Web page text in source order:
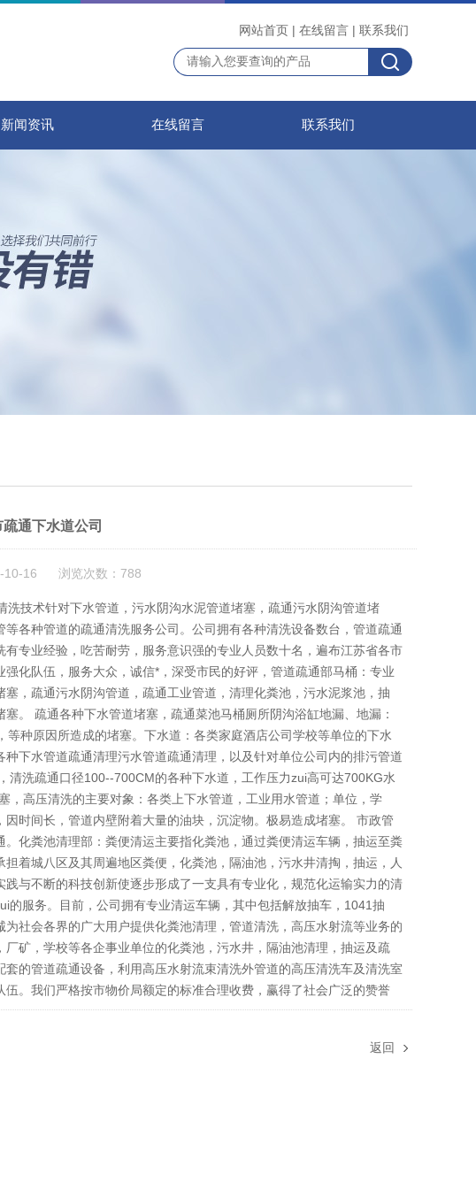
网站首页 | 在线留言 | 联系我们
新闻资讯 在线留言 联系我们
通下水道公司
10-16 浏览次数：788
技术针对下水管道，污水阴沟水泥管道堵塞，疏通污水阴沟管道堵
各种管道的疏通清洗服务公司。公司拥有各种清洗设备数台，管道疏通
专业经验，吃苦耐劳，服务意识强的专业人员数十名，遍布江苏省各市
化队伍，服务大众，诚信*，深受市民的好评，管道疏通部马桶：专业
，疏通污水阴沟管道，疏通工业管道，清理化粪池，污水泥浆池，抽
。 疏通各种下水管道堵塞，疏通菜池马桶厕所阴沟浴缸地漏、地漏：
种原因所造成的堵塞。下水道：各类家庭酒店公司学校等单位的下水
下水管道疏通清理污水管道疏通清理，以及针对单位公司内的排污管道
洗疏通口径100--700CM的各种下水道，工作压力zui高可达700KG水
，高压清洗的主要对象：各类上下水管道，工业用水管道；单位，学
时间长，管道内壁附着大量的油块，沉淀物。极易造成堵塞。 市政管
化粪池清理部：粪便清运主要指化粪池，通过粪便清运车辆，抽运至粪
着城八区及其周遍地区粪便，化粪池，隔油池，污水井清掏，抽运，人
与不断的科技创新使逐步形成了一支具有专业化，规范化运输实力的清
服务。目前，公司拥有专业清运车辆，其中包括解放抽车，1041抽
社会各界的广大用户提供化粪池清理，管道清洗，高压水射流等业务的
矿，学校等各企事业单位的化粪池，污水井，隔油池清理，抽运及疏
的管道疏通设备，利用高压水射流束清洗外管道的高压清洗车及清洗室
。我们严格按市物价局额定的标准合理收费，赢得了社会广泛的赞誉
返回